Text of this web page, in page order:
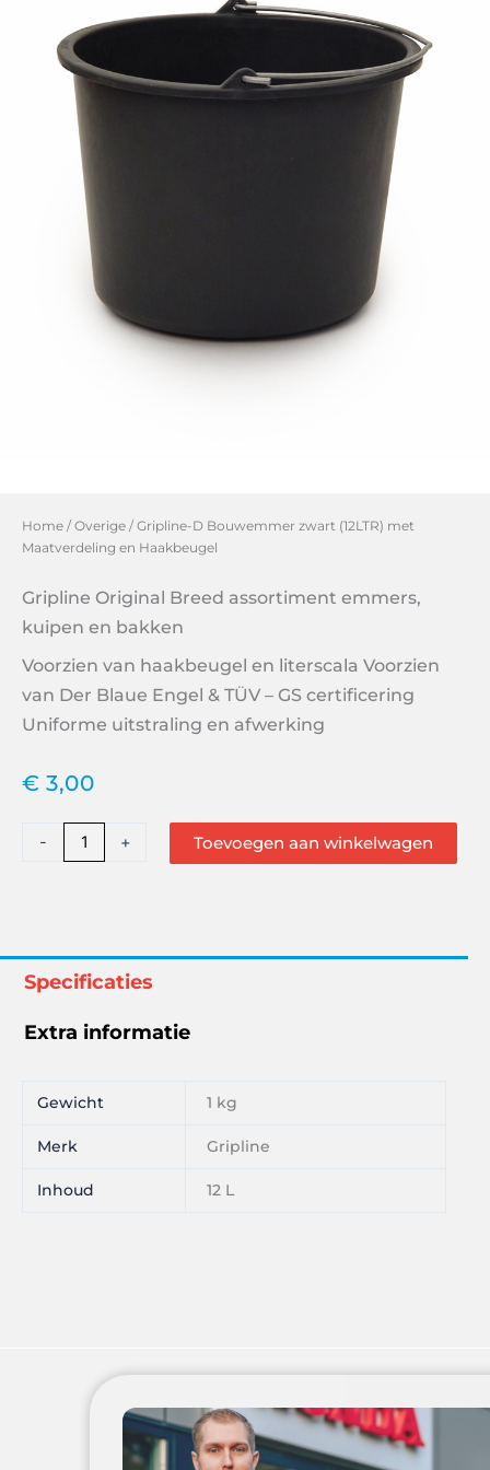
Home /Overige / Gripline-D Bouwemmer zwart (12LTR) met
Maatverdeling en Haakbeugel
Gripline Original Breed assortiment emmers,
kuipen en bakken
Voorzien van haakbeugel en literscala Voorzien
van Der Blaue Engel & TÜV – GS certificering
Uniforme uitstraling en afwerking
€ 3,00
-
Gripline-
met
Maatverdeling
Haakbeugel
+ Toevoegen aan winkelwagen
Specificaties
Extra informatie
Gewicht 1 kg
Merk Gripline
Inhoud 12 L